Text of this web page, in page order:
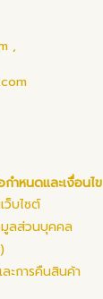
,
ำหนดและเงื่อนไข
ว็บไซต์
มูลส่วนบุคคล
ะการคืนสินค้า